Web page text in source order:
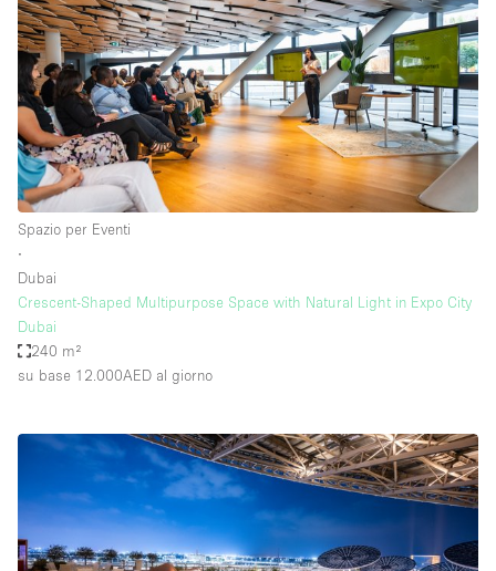
Spazio per Eventi
∙
Dubai
Crescent-Shaped Multipurpose Space with Natural Light in Expo City
Dubai
240 m²
su base 12.000AED al giorno